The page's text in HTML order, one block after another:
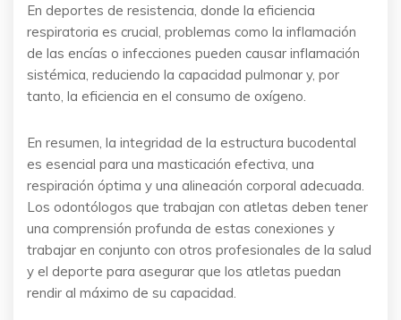
En deportes de resistencia, donde la eficiencia
respiratoria es crucial, problemas como la inflamación
de las encías o infecciones pueden causar inflamación
sistémica, reduciendo la capacidad pulmonar y, por
tanto, la eficiencia en el consumo de oxígeno.
En resumen, la integridad de la estructura bucodental
es esencial para una masticación efectiva, una
respiración óptima y una alineación corporal adecuada.
Los odontólogos que trabajan con atletas deben tener
una comprensión profunda de estas conexiones y
trabajar en conjunto con otros profesionales de la salud
y el deporte para asegurar que los atletas puedan
rendir al máximo de su capacidad.